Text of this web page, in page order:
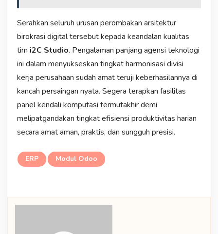
Serahkan seluruh urusan perombakan arsitektur
birokrasi digital tersebut kepada keandalan kualitas
tim i2C Studio. Pengalaman panjang agensi teknologi
ini dalam menyukseskan tingkat harmonisasi divisi
kerja perusahaan sudah amat teruji keberhasilannya di
kancah persaingan nyata. Segera terapkan fasilitas
panel kendali komputasi termutakhir demi
melipatgandakan tingkat efisiensi produktivitas harian
secara amat aman, praktis, dan sungguh presisi.
ERP Modul Odoo